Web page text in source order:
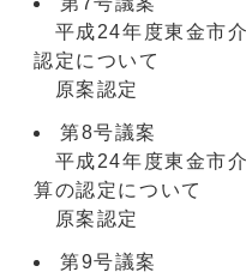
平成24年度東金市
認定について
原案認定
第8号議案
平成24年度東金市
算の認定について
原案認定
第9号議案